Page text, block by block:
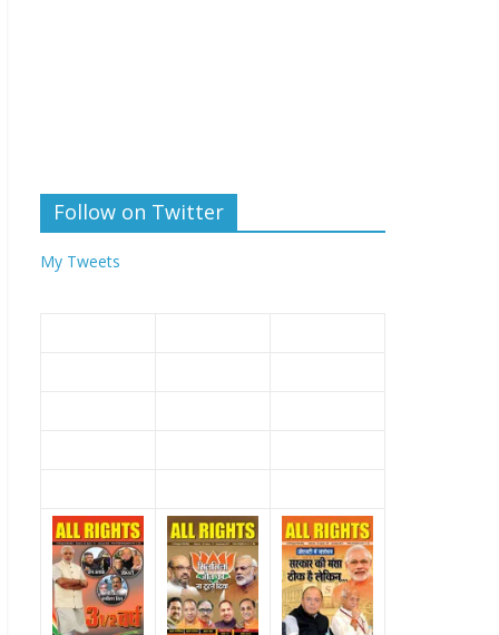
Follow on Twitter
My Tweets